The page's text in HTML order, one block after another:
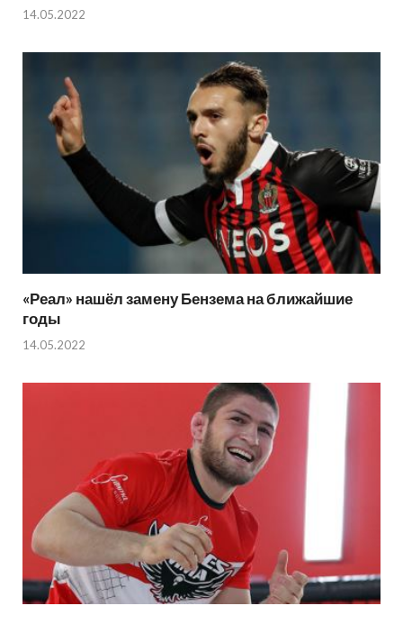
14.05.2022
«Реал» нашёл замену Бензема на ближайшие
годы
14.05.2022